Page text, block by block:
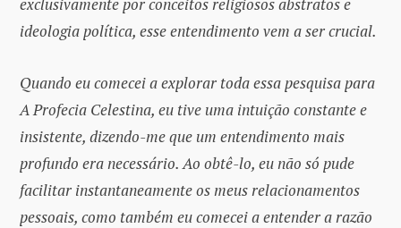
ideologia política, esse entendimento vem a ser crucial.
Quando eu comecei a explorar toda essa pesquisa para
A Profecia Celestina, eu tive uma intuição constante e
insistente, dizendo-me que um entendimento mais
profundo era necessário. Ao obtê-lo, eu não só pude
facilitar instantaneamente os meus relacionamentos
pessoais, como também eu comecei a entender a razão